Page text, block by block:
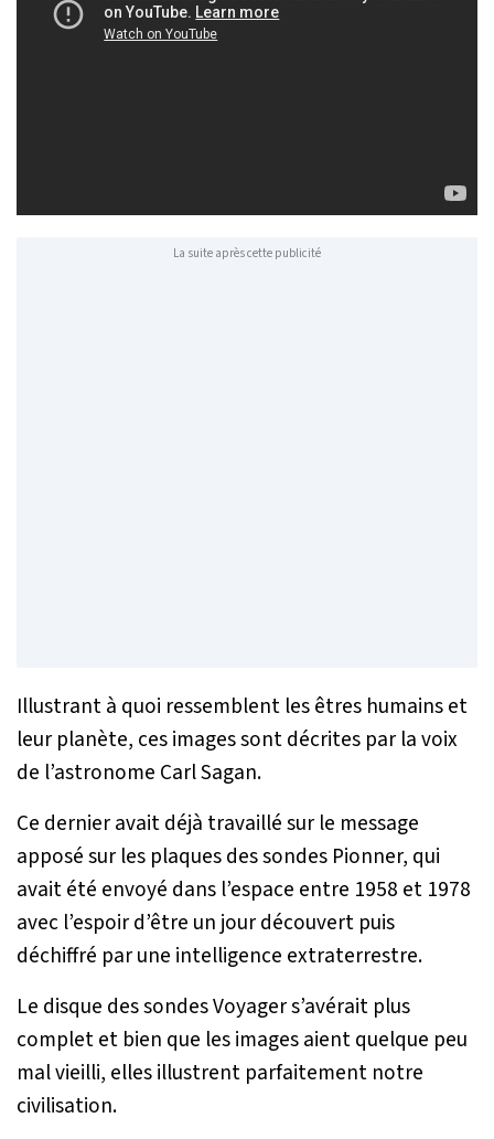
La suite après cette publicité
Illustrant à quoi ressemblent les êtres humains et
leur planète, ces images sont décrites par la voix
de l’astronome Carl Sagan.
Ce dernier avait déjà travaillé sur le message
apposé sur les plaques des sondes Pionner, qui
avait été envoyé dans l’espace entre 1958 et 1978
avec l’espoir d’être un jour découvert puis
déchiffré par une intelligence extraterrestre.
Le disque des sondes Voyager s’avérait plus
complet et bien que les images aient quelque peu
mal vieilli, elles illustrent parfaitement notre
civilisation.